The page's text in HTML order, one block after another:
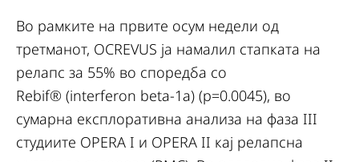
Во рамките на првите осум недели од
третманот, OCREVUS ја намалил стапката на
релапс за 55% во споредба со
Rebif® (interferon beta-1a) (p=0.0045), во
сумарна експлоративна анализа на фаза III
студиите OPERA I и OPERA II кај релапсна